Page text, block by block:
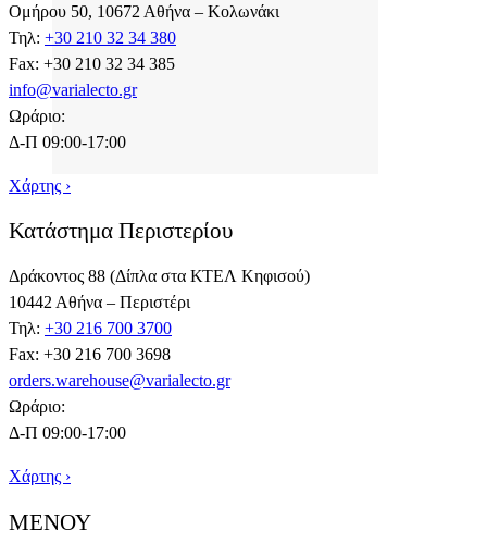
Ομήρου 50, 10672 Αθήνα – Κολωνάκι
Τηλ: +30 210 32 34 380
Fax: +30 210 32 34 385
info@varialecto.gr
Ωράριο:
Δ-Π 09:00-17:00
Χάρτης ›
Κατάστημα Περιστερίου
Δράκοντος 88 (Δίπλα στα ΚΤΕΛ Κηφισού)
10442 Αθήνα – Περιστέρι
Τηλ: +30 216 700 3700
Fax: +30 216 700 3698
orders.warehouse@varialecto.gr
Ωράριο:
Δ-Π 09:00-17:00
Χάρτης ›
ΜΕΝΟΥ